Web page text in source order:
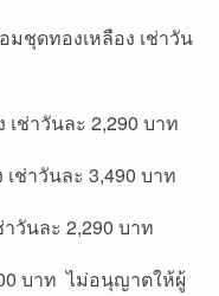
ชุดทองเหลือง เช่าวัน
ช่าวันละ 2,290 บาท
ช่าวันละ 3,490 บาท
วันละ 2,290 บาท
บาท ไม่อนุญาตให้ผู้